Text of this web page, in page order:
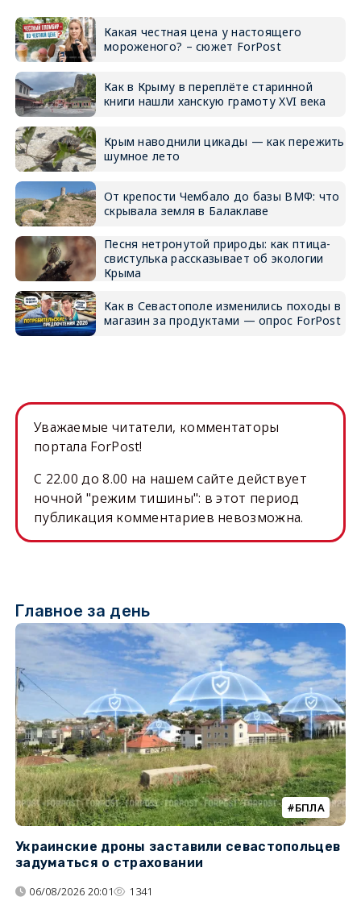
Какая честная цена у настоящего
мороженого? – сюжет ForPost
Как в Крыму в переплёте старинной
книги нашли ханскую грамоту XVI века
Крым наводнили цикады — как пережить
шумное лето
От крепости Чембало до базы ВМФ: что
скрывала земля в Балаклаве
Песня нетронутой природы: как птица-
свистулька рассказывает об экологии
Крыма
Как в Севастополе изменились походы в
магазин за продуктами — опрос ForPost
Уважаемые читатели, комментаторы
портала ForPost!
C 22.00 до 8.00 на нашем сайте действует
ночной "режим тишины": в этот период
публикация комментариев невозможна.
Главное за день
БПЛА
Украинские дроны заставили севастопольцев
задуматься о страховании
06/08/2026 20:01 1341